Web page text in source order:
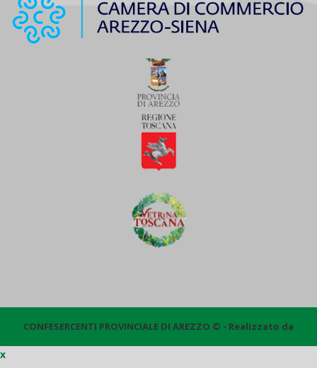
CONFESERCENTI PROVINCIALE DI AREZZO © - Realizzato da
x